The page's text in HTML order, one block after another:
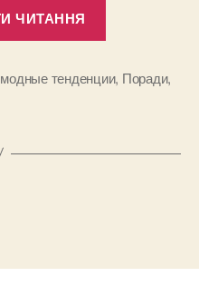
ЧИТАННЯ
выбрать
2014?”
модные тенденции, Поради,